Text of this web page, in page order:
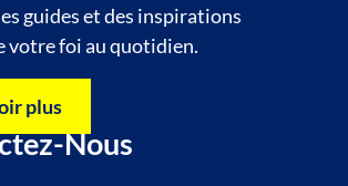
guides et des inspirations
votre foi au quotidien.
plus
Nous